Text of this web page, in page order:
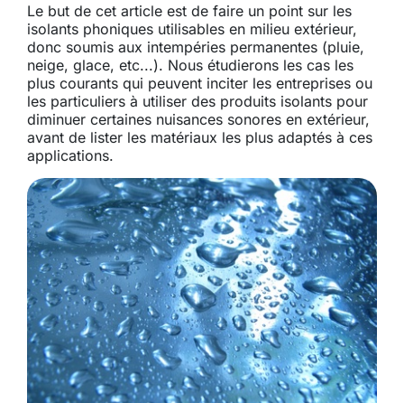
Le but de cet article est de faire un point sur les
isolants phoniques utilisables en milieu extérieur,
donc soumis aux intempéries permanentes (pluie,
neige, glace, etc...). Nous étudierons les cas les
plus courants qui peuvent inciter les entreprises ou
les particuliers à utiliser des produits isolants pour
diminuer certaines nuisances sonores en extérieur,
avant de lister les matériaux les plus adaptés à ces
applications.